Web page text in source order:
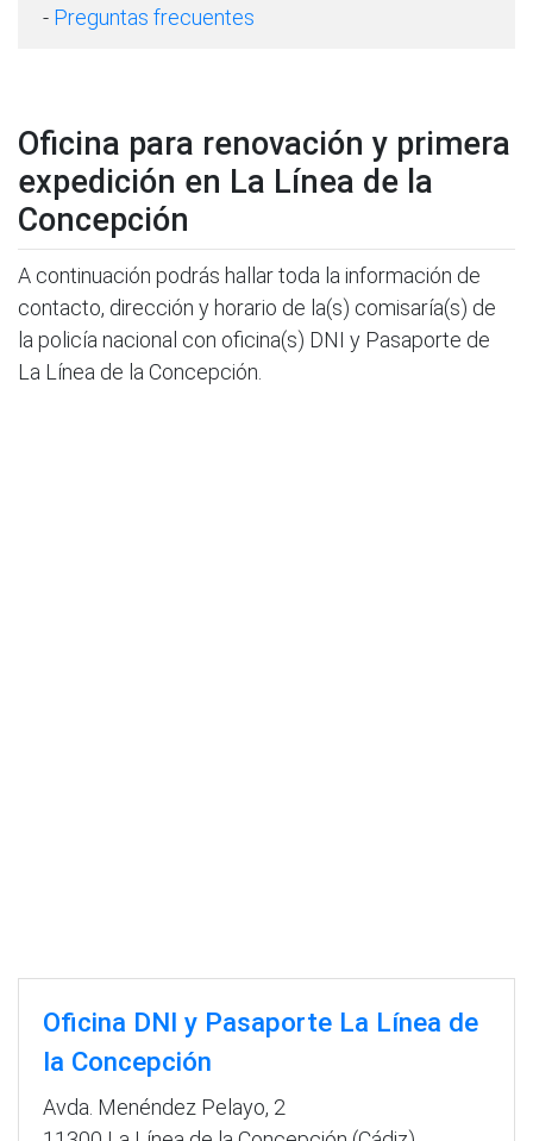
- Preguntas frecuentes
Oficina para renovación y primera
expedición en La Línea de la
Concepción
A continuación podrás hallar toda la información de
contacto, dirección y horario de la(s) comisaría(s) de
la policía nacional con oficina(s) DNI y Pasaporte de
La Línea de la Concepción.
Oficina DNI y Pasaporte La Línea de
la Concepción
Avda. Menéndez Pelayo, 2